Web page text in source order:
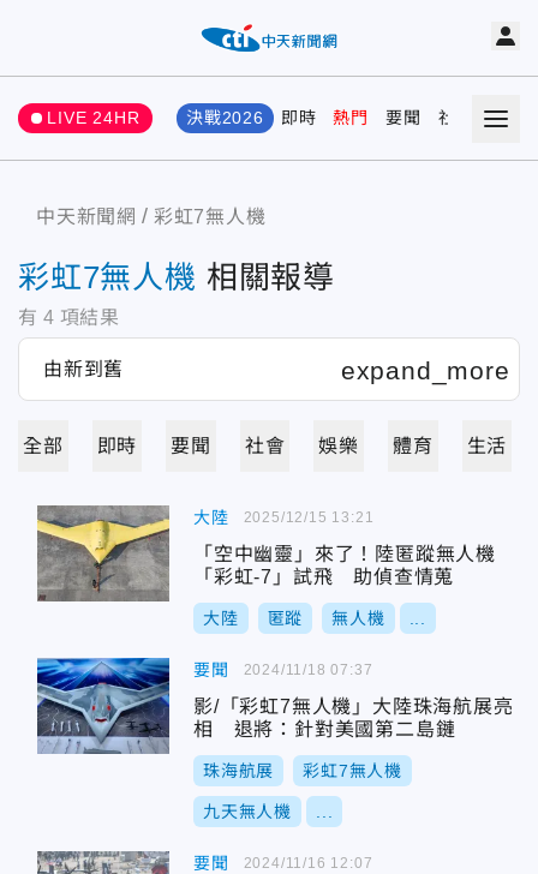
LIVE 24HR 決戰2026 即時 熱門 要聞 社會 娛樂
中天新聞網 彩虹7無人機
彩虹7無人機 相關報導
有 4 項結果
全部 即時 要聞 社會 娛樂 體育 生活
大陸
「空中幽靈」來了！陸匿蹤無人機
「彩虹-7」試飛 助偵查情蒐
大陸 匿蹤 無人機
2025/12/15 13:21
要聞
影/「彩虹7無人機」大陸珠海航展亮
相 退將：針對美國第二島鏈
珠海航展 彩虹7無人機
九天無人機
2024/11/18 07:37
要聞 2024/11/16 12:07